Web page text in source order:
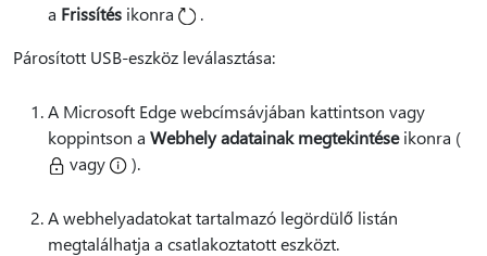
a Frissítés ikonra
.
Párosított USB-eszköz leválasztása:
A Microsoft Edge webcímsávjában kattintson vagy
koppintson a Webhely adatainak megtekintéseikonra (
vagy
).
A webhelyadatokat tartalmazó legördülő listán
megtalálhatja a csatlakoztatott eszközt.